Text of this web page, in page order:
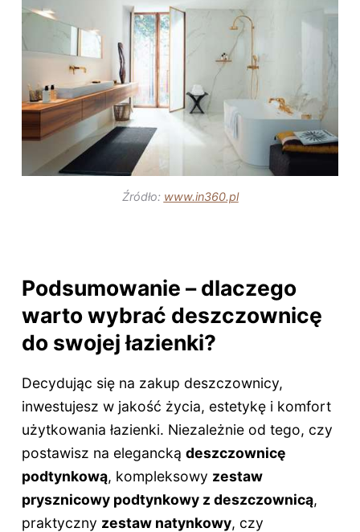
Źródło: www.in360.pl
Podsumowanie – dlaczego
warto wybrać deszczownicę
do swojej łazienki?
Decydując się na zakup deszczownicy,
inwestujesz w jakość życia, estetykę i komfort
użytkowania łazienki. Niezależnie od tego, czy
postawisz na elegancką deszczownicę
podtynkową, kompleksowy zestaw
prysznicowy podtynkowy z deszczownicą,
praktyczny zestaw natynkowy, czy